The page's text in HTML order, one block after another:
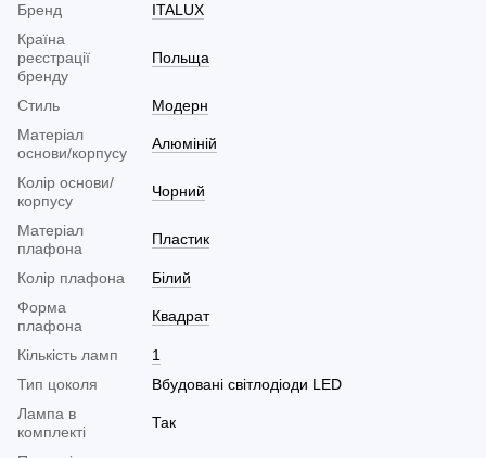
Бренд
ITALUX
Країна
реєстрації
бренду
Польща
Стиль
Модерн
Матеріал
основи/корпусу
Алюміній
Колір основи/
корпусу
Чорний
Матеріал
плафона
Пластик
Колір плафона
Білий
Форма
плафона
Квадрат
Кількість ламп
1
Тип цоколя
Вбудовані світлодіоди LED
Лампа в
комплекті
Так